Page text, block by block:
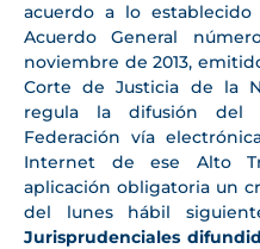
acuerdo a lo
Acuerdo General
noviembre de 2013,
Corte de Justicia de la
regula la difusión del
Federación vía
Internet de ese Alto
aplicación obligatoria un
del lunes hábil
Jurisprudenciales